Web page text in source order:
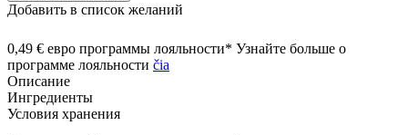
Добавить в список желаний
0,49 € евро программы лояльности* Узнайте больше о
программе лояльности čia
Описание
Ингредиенты
Условия хранения